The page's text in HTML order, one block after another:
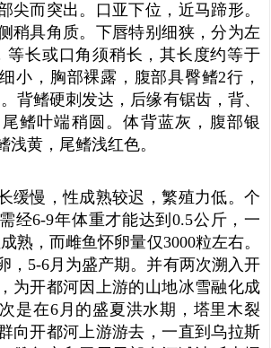
尖而突出。口亚下位，近马蹄形。
稍具角质。下唇特别细狭，分为左
等长或口角须稍长，其长度约等于
小，胸部裸露，腹部具臀鳍2行，
背鳍硬刺发达，后缘有锯齿，背、
鳍叶端稍圆。体背蓝灰，腹部银
浅黄，尾鳍浅红色。
缓慢，性成熟较迟，繁殖力低。个
经6-9年体重才能达到0.5公斤，一
熟，而雌鱼怀卵量仅3000粒左右。
，5-6月为盛产期。并有两次溯入开
为开都河因上游的山地冰雪融化成
是在6月的盛夏洪水期，塔里木裂
向开都河上游游去，一直到乌拉斯